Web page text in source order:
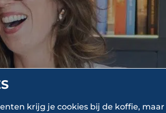
Laurens Claassens
krijg je cookies bij de koffie, maar